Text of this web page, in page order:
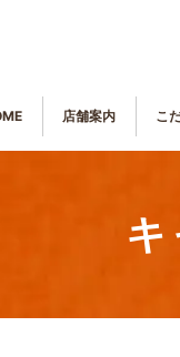
店舗案内 こ